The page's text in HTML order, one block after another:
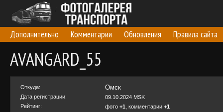
Дополнительно Комментарии Обновления Правила сайта
AVANGARD_55
Откуда: Омск
Дата регистрации:
09.10.2024 MSK
Рейтинг:
фото +1 , комментарии +1